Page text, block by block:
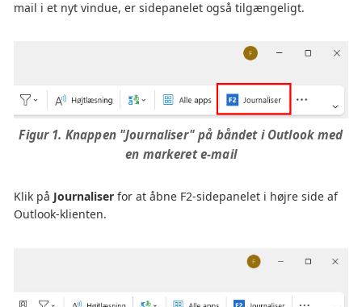
mail i et nyt vindue, er sidepanelet også tilgængeligt.
Figur 1. Knappen "Journaliser" på båndet i Outlook med
en markeret e-mail
Klik på Journaliser for at åbne F2-sidepanelet i højre side af
Outlook-klienten.